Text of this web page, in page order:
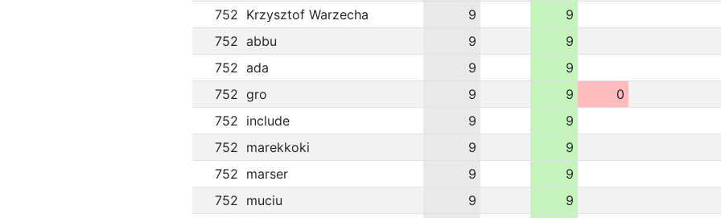
752 Krzysztof Warzecha 9
9
752 abbu 9
9
752 ada 9
9
752 gro 9 9
0
752 include 9
9
752 marekkoki 9
9
752 marser 9
9
752 muciu 9
9